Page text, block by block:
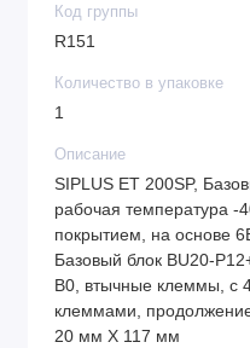
Код группы
R151
Количество в упаковке
1
Описание
SIPLUS ET 200SP,
рабочая температура -
покрытием, на основе
Базовый блок BU20-
B0, втычные клеммы, с
клеммами,
20 мм X 117 мм